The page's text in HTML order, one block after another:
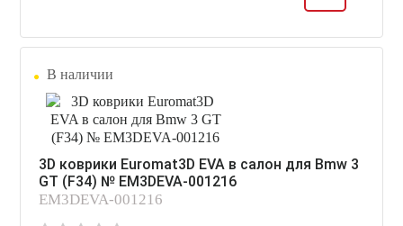
В наличии
3D коврики Euromat3D EVA в салон для Bmw 3
GT (F34) № EM3DEVA-001216
EM3DEVA-001216